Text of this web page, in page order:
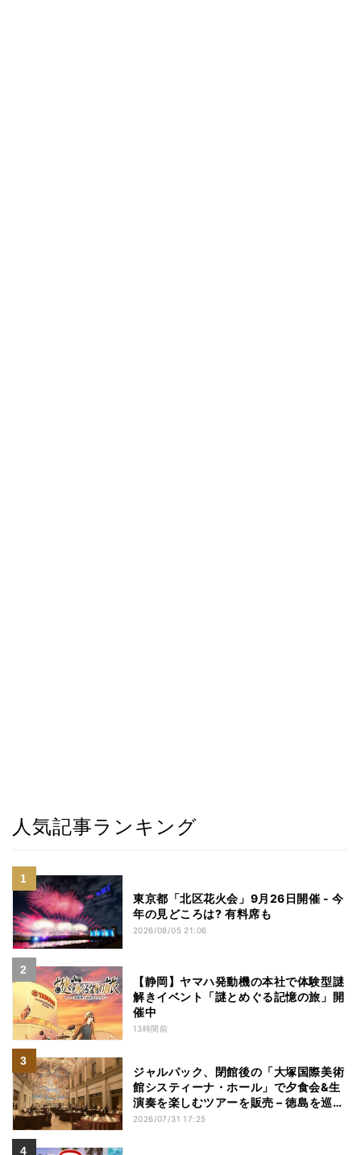
人気記事ランキング
東京都「北区花火会」9月26日開催 - 今
年の見どころは? 有料席も
2026/08/05 21:06
【静岡】ヤマハ発動機の本社で体験型謎
解きイベント「謎とめぐる記憶の旅」開
催中
13時間前
ジャルパック、閉館後の「大塚国際美術
館システィーナ・ホール」で夕食会&生
演奏を楽しむツアーを販売 – 徳島を巡る
5つのコース
2026/07/31 17:25